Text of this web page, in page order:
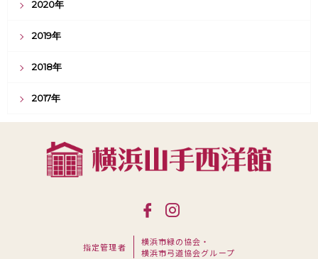
2020年
2019年
2018年
2017年
指定管理者
横浜市緑の協会・
横浜市弓道協会グループ